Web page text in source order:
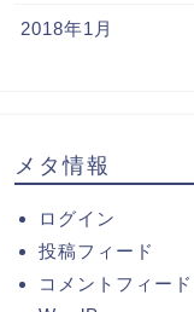
2018年1月
メタ情報
ログイン
投稿フィード
コメントフィード